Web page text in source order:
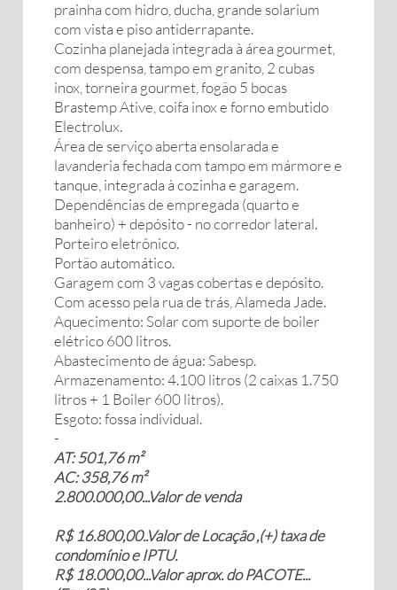
prainha com hidro, ducha, grande solarium
com vista e piso antiderrapante.
Cozinha planejada integrada à área gourmet,
com despensa, tampo em granito, 2 cubas
inox, torneira gourmet, fogão 5 bocas
Brastemp Ative, coifa inox e forno embutido
Electrolux.
Área de serviço aberta ensolarada e
lavanderia fechada com tampo em mármore e
tanque, integrada à cozinha e garagem.
Dependências de empregada (quarto e
banheiro) + depósito - no corredor lateral.
Porteiro eletrônico.
Portão automático.
Garagem com 3 vagas cobertas e depósito.
Com acesso pela rua de trás, Alameda Jade.
Aquecimento: Solar com suporte de boiler
elétrico 600 litros.
Abastecimento de água: Sabesp.
Armazenamento: 4.100 litros (2 caixas 1.750
litros + 1 Boiler 600 litros).
Esgoto: fossa individual.
-
AT: 501,76 m²
AC: 358,76 m²
2.800.000,00...Valor de venda
R$ 16.800,00..Valor de Locação ,(+) taxa de
condomínio e IPTU.
R$ 18.000,00...Valor aprox. do PACOTE...